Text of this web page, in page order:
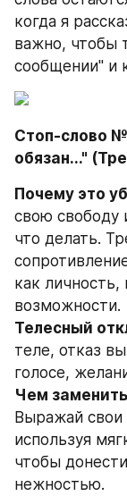
когда я
важно, чтобы
сообщении" и
Стоп-слово
обязан..."
Почему это
свою свободу
что делать.
как
возможности.
Телесный
теле, отказ
голосе,
Чем заменить
Выражай свои
используя
чтобы
нежностью.